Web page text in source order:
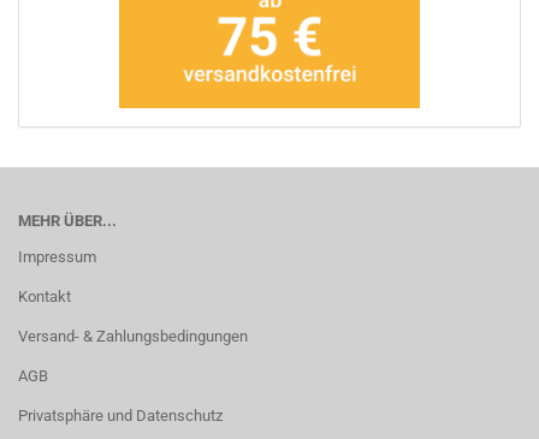
MEHR ÜBER...
Impressum
Kontakt
Versand- & Zahlungsbedingungen
AGB
Privatsphäre und Datenschutz